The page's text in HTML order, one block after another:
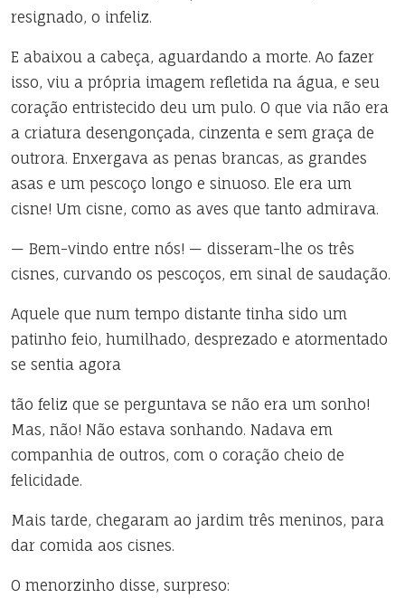
resignado, o infeliz.
E abaixou a cabeça, aguardando a morte. Ao fazer
isso, viu a própria imagem refletida na água, e seu
coração entristecido deu um pulo. O que via não era
a criatura desengonçada, cinzenta e sem graça de
outrora. Enxergava as penas brancas, as grandes
asas e um pescoço longo e sinuoso. Ele era um
cisne! Um cisne, como as aves que tanto admirava.
— Bem-vindo entre nós! — disseram-lhe os três
cisnes, curvando os pescoços, em sinal de saudação.
Aquele que num tempo distante tinha sido um
patinho feio, humilhado, desprezado e atormentado
se sentia agora
tão feliz que se perguntava se não era um sonho!
Mas, não! Não estava sonhando. Nadava em
companhia de outros, com o coração cheio de
felicidade.
Mais tarde, chegaram ao jardim três meninos, para
dar comida aos cisnes.
O menorzinho disse, surpreso: